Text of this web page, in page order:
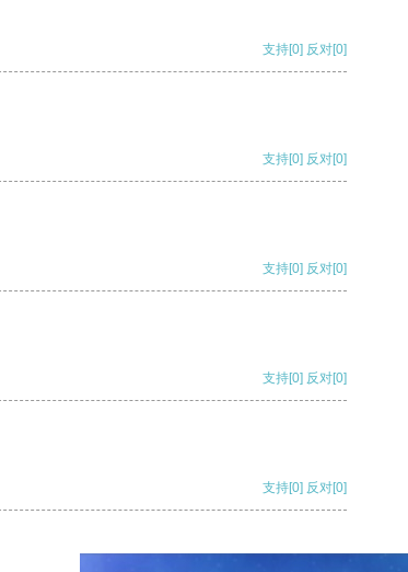
支持[0] 反对[0]
支持[0] 反对[0]
支持[0] 反对[0]
支持[0] 反对[0]
支持[0] 反对[0]